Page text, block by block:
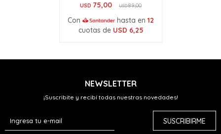
USD 75,00 USD89,00
Con hasta en 12
cuotas de USD 6,25
NEWSLETTER
¡Suscribite y recibí todas nuestras novedades!
SUSCRIBIRME